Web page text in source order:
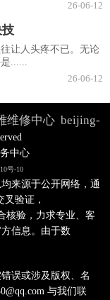
26-06-12
让人头疼不已。无论
......
26-06-12
维修中心 beijing-
中心
号-10
来源于公开网络，通
验证，
核验，力求专业、客
信息。由于数
误或涉及版权、名
与我们联